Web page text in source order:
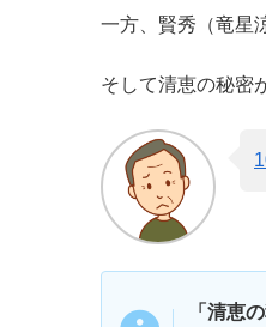
一方、賢秀（竜星
そして清恵の秘密
「清恵